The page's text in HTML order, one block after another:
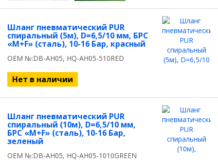
Шланг пневматический PUR
спиральный (5м), D=6,5/10 мм, БРС
«M+F» (сталь), 10-16 Бар, красный
OEM №:DB-AH05, HQ-AH05-510RED
Нет в наличии
Шланг пневматический PUR
спиральный (10м), D=6,5/10 мм,
БРС «M+F» (сталь), 10-16 Бар,
зеленый
OEM №:DB-AH05, HQ-AH05-1010GREEN